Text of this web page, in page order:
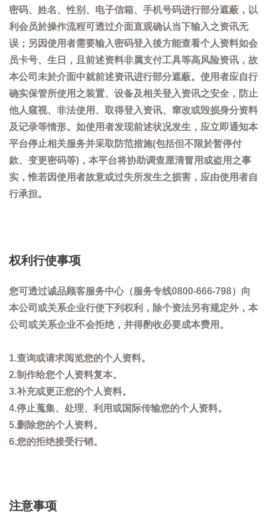
密码、姓名、性别、电子信箱、手机号码进行部分遮蔽，以
利会员於操作流程可透过介面直观确认当下输入之资讯无
误；另因使用者需要输入密码登入後方能查看个人资料如会
员卡号、生日，且前述资料非属支付工具等高风险资讯，故
本公司未於介面中就前述资讯进行部分遮蔽。使用者应自行
确实保管所使用之装置、设备及相关登入资讯之安全，防止
他人窥视、非法使用、取得登入资讯、窜改或毁损身分资料
及记录等情形。如使用者发现前述状况发生，应立即通知本
平台停止相关服务并采取防范措施(包括但不限於暂停付
款、变更密码等)，本平台将协助调查厘清冒用或盗用之事
实，惟若因使用者故意或过失所发生之损害，应由使用者自
行承担。
权利行使事项
您可透过诚品顾客服务中心（服务专线0800-666-798）向
本公司或关系企业行使下列权利，除个资法另有规定外，本
公司或关系企业不会拒绝，并得酌收必要成本费用。
1.查询或请求阅览您的个人资料。
2.制作给您个人资料复本。
3.补充或更正您的个人资料。
4.停止蒐集、处理、利用或国际传输您的个人资料。
5.删除您的个人资料。
6.您的拒绝接受行销。
注意事项